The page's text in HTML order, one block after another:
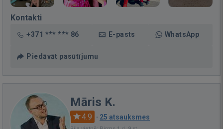
Kontakti
+371 *** *** 86 E-pasts WhatsApp
Piedāvāt pasūtījumu
Māris K.
4.9 · 25 atsauksmes